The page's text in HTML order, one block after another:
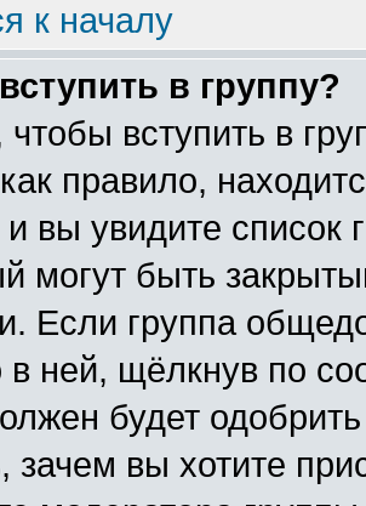
к началу
в группу?
чтобы вступить в
правило,
вы увидите список
могут быть
Если группа
в ней, щёлкнув по
будет
зачем вы хотите